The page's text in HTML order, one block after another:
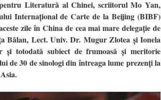
Literatură al Chinei, scriitorul Mo Yan,
Internațional de Carte de la Beijing (BIBF)
zile în China de cea mai mare delegație de
Bălan, Lect. Univ. Dr. Mugur Zlotea și Ionela
totodată subiect de frumoasă și meritorie
de 30 de sinologi din întreaga lume prezenți la